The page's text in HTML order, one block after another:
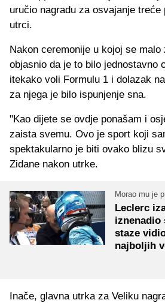
uručio nagradu za osvajanje
utrci.
Nakon ceremonije u kojoj se malo
objasnio da je to bilo jednostavno
itekako voli Formulu 1 i dolazak
za njega je bilo ispunjenje sna.
"Kao dijete se ovdje ponašam i
zaista svemu. Ovo je sport koji
spektakularno je biti ovako blizu
Zidane nakon utrke.
Morao mu je
Leclerc
iznenadio
staze
najboljih
Inače, glavna utrka za Veliku